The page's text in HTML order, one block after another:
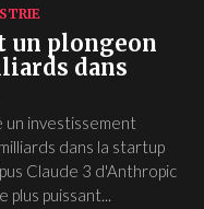
un plongeon
dans
un investissement
dans la startup
Claude 3 d'Anthropic
plus puissant...